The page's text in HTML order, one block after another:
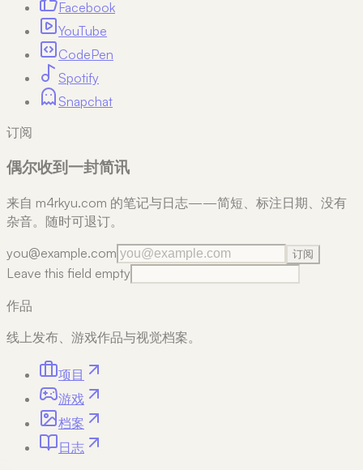
Facebook
YouTube
CodePen
Spotify
Snapchat
订阅
偶尔收到一封简讯
来自 m4rkyu.com 的笔记与日志——简短、标注日期、没有
杂音。随时可退订。
you@example.com
订阅
Leave this field empty
作品
线上发布、游戏作品与视觉档案。
项目
游戏
档案
日志